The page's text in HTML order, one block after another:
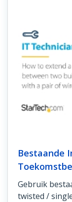
Bestaande
Gebruik
twisted /